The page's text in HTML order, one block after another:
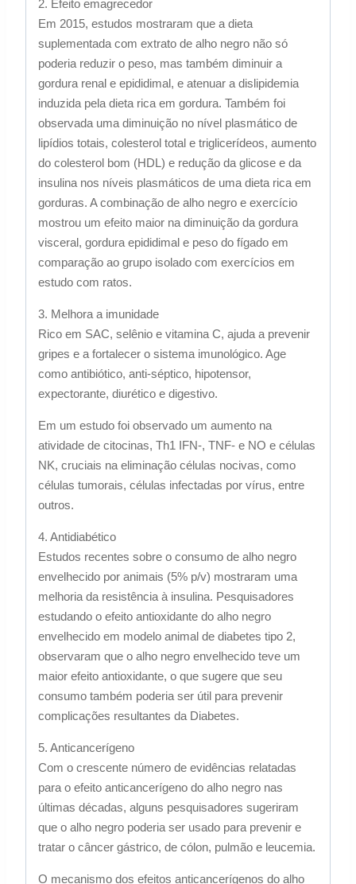
2. Efeito emagrecedor
Em 2015, estudos mostraram que a dieta
suplementada com extrato de alho negro não só
poderia reduzir o peso, mas também diminuir a
gordura renal e epididimal, e atenuar a dislipidemia
induzida pela dieta rica em gordura. Também foi
observada uma diminuição no nível plasmático de
lipídios totais, colesterol total e triglicerídeos, aumento
do colesterol bom (HDL) e redução da glicose e da
insulina nos níveis plasmáticos de uma dieta rica em
gorduras. A combinação de alho negro e exercício
mostrou um efeito maior na diminuição da gordura
visceral, gordura epididimal e peso do fígado em
comparação ao grupo isolado com exercícios em
estudo com ratos.
3. Melhora a imunidade
Rico em SAC, selênio e vitamina C, ajuda a prevenir
gripes e a fortalecer o sistema imunológico. Age
como antibiótico, anti-séptico, hipotensor,
expectorante, diurético e digestivo.
Em um estudo foi observado um aumento na
atividade de citocinas, Th1 IFN-, TNF- e NO e células
NK, cruciais na eliminação células nocivas, como
células tumorais, células infectadas por vírus, entre
outros.
4. Antidiabético
Estudos recentes sobre o consumo de alho negro
envelhecido por animais (5% p/v) mostraram uma
melhoria da resistência à insulina. Pesquisadores
estudando o efeito antioxidante do alho negro
envelhecido em modelo animal de diabetes tipo 2,
observaram que o alho negro envelhecido teve um
maior efeito antioxidante, o que sugere que seu
consumo também poderia ser útil para prevenir
complicações resultantes da Diabetes.
5. Anticancerígeno
Com o crescente número de evidências relatadas
para o efeito anticancerígeno do alho negro nas
últimas décadas, alguns pesquisadores sugeriram
que o alho negro poderia ser usado para prevenir e
tratar o câncer gástrico, de cólon, pulmão e leucemia.
O mecanismo dos efeitos anticancerígenos do alho